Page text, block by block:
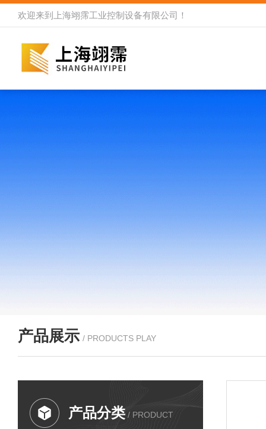
欢迎来到 上海翊霈工业控制设备有限公司 ！
产品展示 / PRODUCTS PLAY
产品分类 / PRODUCT